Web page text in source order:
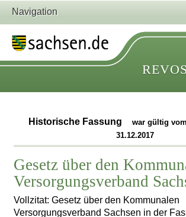
Navigation
Historische Fassung
war gültig
31.12.2017
Gesetz über den
Versorgungsverband
Vollzitat: Gesetz über den Kommunalen
Versorgungsverband Sachsen in der